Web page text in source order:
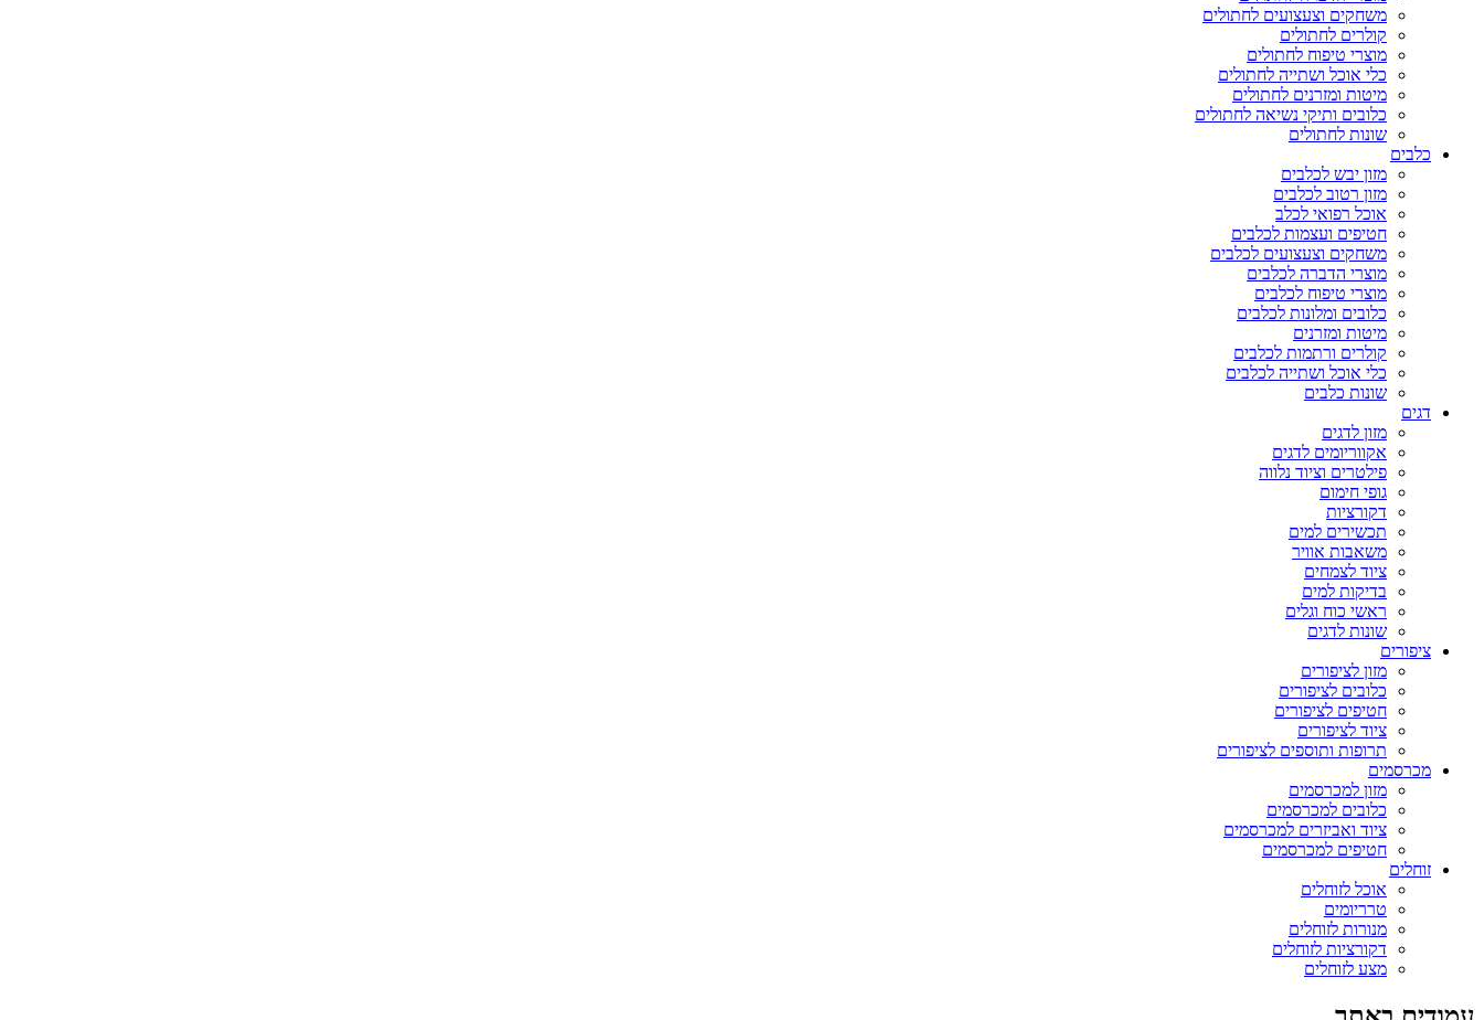
משחקים וצעצועים לחתולים
קולרים לחתולים
מוצרי טיפוח לחתולים
כלי אוכל ושתייה לחתולים
מיטות ומזרנים לחתולים
כלובים ותיקי נשיאה לחתולים
שונות לחתולים
כלבים
מזון יבש לכלבים
מזון רטוב לכלבים
אוכל רפואי לכלב
חטיפים ועצמות לכלבים
משחקים וצעצועים לכלבים
מוצרי הדברה לכלבים
מוצרי טיפוח לכלבים
כלובים ומלונות לכלבים
מיטות ומזרנים
קולרים ורתמות לכלבים
כלי אוכל ושתייה לכלבים
שונות כלבים
דגים
מזון לדגים
אקווריומים לדגים
פילטרים וציוד נלווה
גופי חימום
דקורציות
תכשירים למים
משאבות אוויר
ציוד לצמחים
בדיקות למים
ראשי כוח וגלים
שונות לדגים
ציפורים
מזון לציפורים
כלובים לציפורים
חטיפים לציפורים
ציוד לציפורים
תרופות ותוספים לציפורים
מכרסמים
מזון למכרסמים
כלובים למכרסמים
ציוד ואביזרים למכרסמים
חטיפים למכרסמים
זוחלים
אוכל לזוחלים
טרריומים
מנורות לזוחלים
דקורציות לזוחלים
מצע לזוחלים